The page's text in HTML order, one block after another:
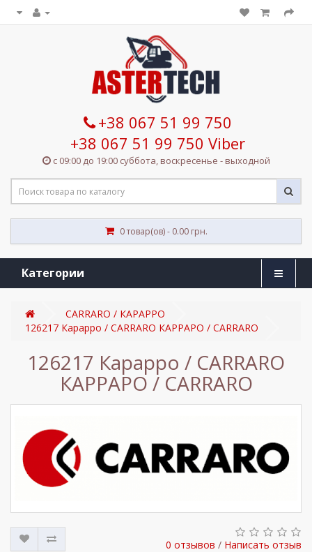
+38 067 51 99 750
+38 067 51 99 750 Viber
с 09:00 до 19:00 суббота, воскресенье - выходной
0 товар(ов) - 0.00 грн.
Категории
CARRARO / КАРАРРО
126217 Карарро / CARRARO КАРРАРО / CARRARO
126217 Карарро / CARRARO
КАРРАРО / CARRARO
0 отзывов / Написать отзыв